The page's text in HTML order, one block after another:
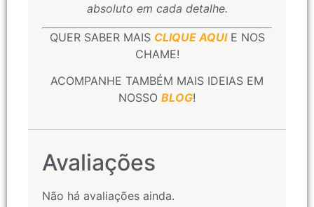
absoluto em cada detalhe.
QUER SABER MAIS CLIQUE AQUIE NOS
CHAME!
ACOMPANHE TAMBÉM MAIS IDEIAS EM
NOSSO BLOG!
Avaliações
Não há avaliações ainda.